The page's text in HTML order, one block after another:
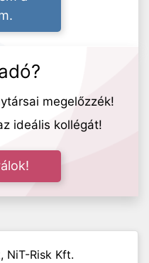
megelőzzék!
ideális kollégát!
NiT-Risk Kft.